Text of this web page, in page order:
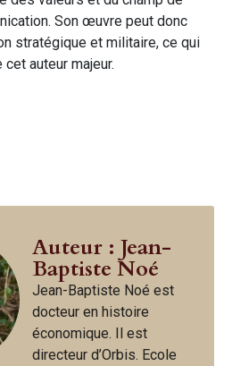
Son œuvre peut donc
stratégique et militaire, ce qui
auteur majeur.
Auteur : Jean-
Baptiste Noé
Jean-Baptiste Noé est
docteur en histoire
économique. Il est
directeur d’Orbis. Ecole